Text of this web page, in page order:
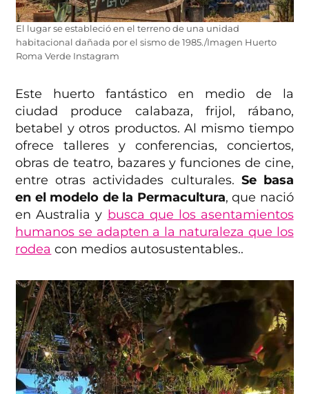
El lugar se estableció en el terreno de una unidad
habitacional dañada por el sismo de 1985./Imagen Huerto
Roma Verde Instagram
Este huerto fantástico en medio de la
ciudad produce calabaza, frijol, rábano,
betabel y otros productos. Al mismo tiempo
ofrece talleres y conferencias, conciertos,
obras de teatro, bazares y funciones de cine,
entre otras actividades culturales. Se basa
en el modelo de la Permacultura, que nació
en Australia y busca que los asentamientos
humanos se adapten a la naturaleza que los
rodea con medios autosustentables..